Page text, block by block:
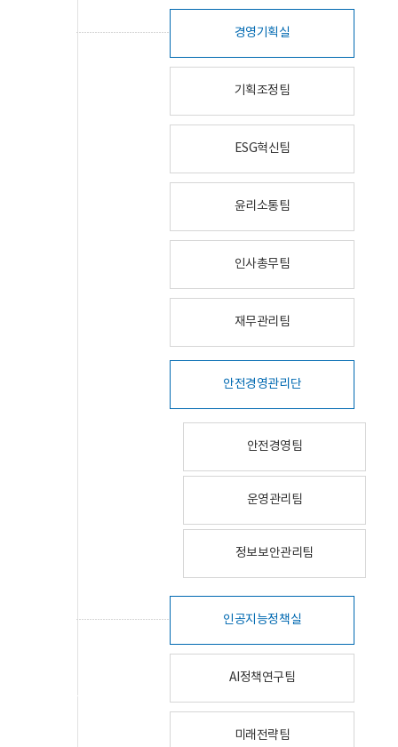
경영기획실
기획조정팀
ESG혁신팀
윤리소통팀
인사총무팀
재무관리팀
안전경영관리단
안전경영팀
운영관리팀
정보보안관리팀
인공지능정책실
AI정책연구팀
미래전략팀